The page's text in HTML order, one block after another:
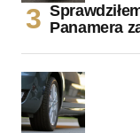
Panamera